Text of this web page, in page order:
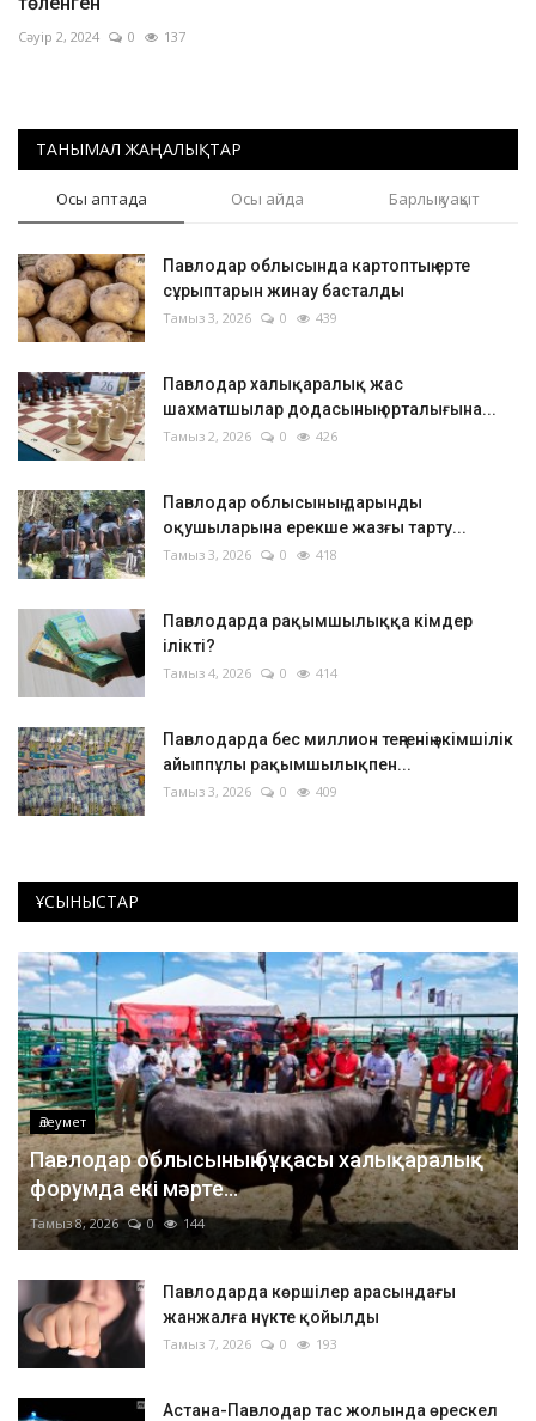
Сәуір 2, 2024 0 137
ТАНЫМАЛ ЖАҢАЛЫҚТАР
Осы аптада Осы айда Барлық уақыт
Павлодар облысында картоптың ерте
сұрыптарын жинау басталды
Тамыз 3, 2026 0 439
Павлодар халықаралық жас
шахматшылар додасының орталығына...
Тамыз 2, 2026 0 426
Павлодар облысының дарынды
оқушыларына ерекше жазғы тарту...
Тамыз 3, 2026 0 418
Павлодарда рақымшылыққа кімдер
ілікті?
Тамыз 4, 2026 0 414
Павлодарда бес миллион теңгенің әкімшілік
айыппұлы рақымшылықпен...
Тамыз 3, 2026 0 409
ҰСЫНЫСТАР
Әлеумет
Павлодар облысының бұқасы халықаралық
форумда екі мәрте...
Тамыз 8, 2026 0 144
Павлодарда көршілер арасындағы
жанжалға нүкте қойылды
Тамыз 7, 2026 0 193
Астана-Павлодар тас жолында өрескел